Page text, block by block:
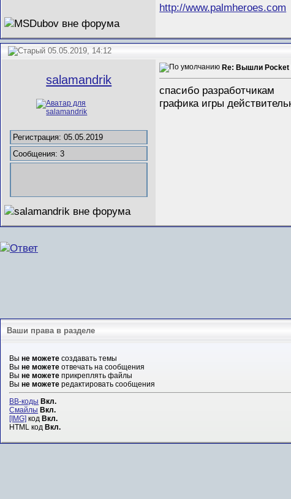
http://www.palmheroes.com
05.05.2019, 14:12
salamandrik
Регистрация: 05.05.2019
Сообщения: 3
Re: Вышли Pocket
спасибо разработчикам
графика игры
Ваши права в разделе
Выне можете создавать темы
Выне можете отвечать на сообщения
Выне можете прикреплять файлы
Выне можете редактировать сообщения
BB-коды Вкл.
Смайлы Вкл.
[IMG] кодВкл.
HTML кодВкл.